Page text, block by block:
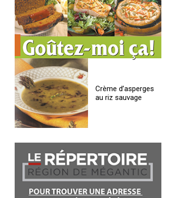
Crème d’asperges
au riz sauvage